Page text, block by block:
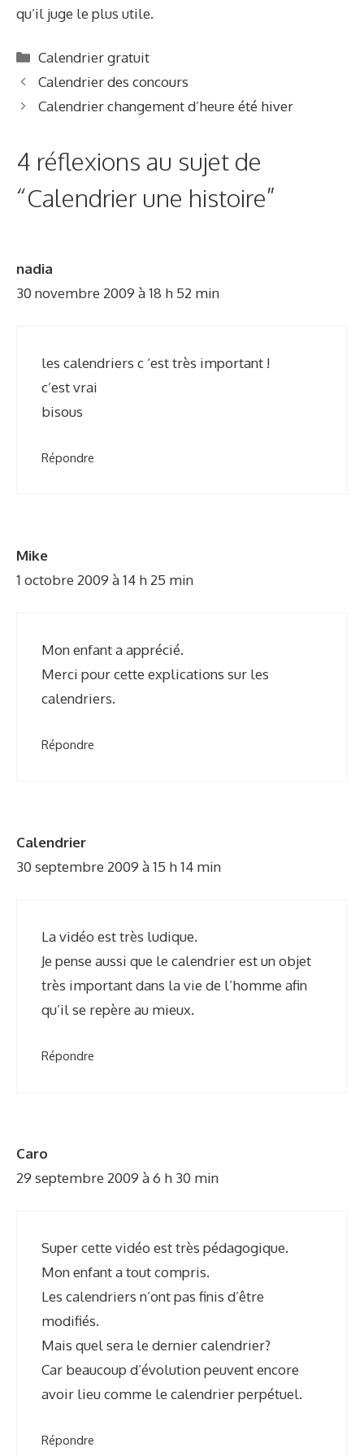
qu’il juge le plus utile.
C
a
é
o
r
i
Calendrier gratuit
Calendrier des concours
Calendrier changement d’heure été hiver
4 réflexions au sujet de
“Calendrier une histoire”
nadia
30 novembre 2009 à 18 h 52 min
les calendriers c ‘est très important !
c’est vrai
bisous
Répondre
Mike
1 octobre 2009 à 14 h 25 min
Mon enfant a apprécié.
Merci pour cette explications sur les
calendriers.
Répondre
Calendrier
30 septembre 2009 à 15 h 14 min
La vidéo est très ludique.
Je pense aussi que le calendrier est un objet
très important dans la vie de l’homme afin
qu’il se repère au mieux.
Répondre
Caro
29 septembre 2009 à 6 h 30 min
Super cette vidéo est très pédagogique.
Mon enfant a tout compris.
Les calendriers n’ont pas finis d’être
modifiés.
Mais quel sera le dernier calendrier?
Car beaucoup d’évolution peuvent encore
avoir lieu comme le calendrier perpétuel.
Répondre